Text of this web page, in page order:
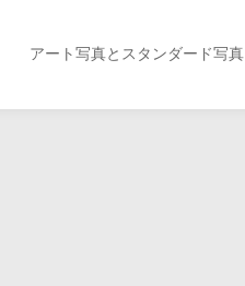
アート写真とスタンダード写真